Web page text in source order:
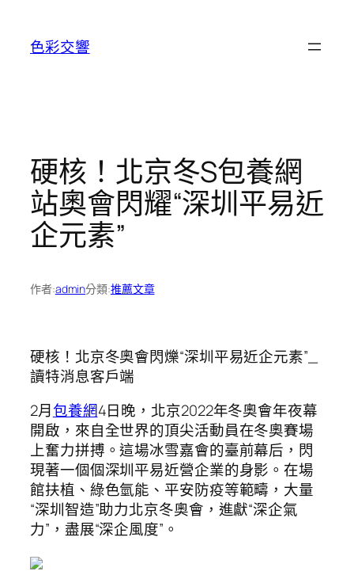
色彩交響
硬核！北京冬S包養網
站奧會閃耀“深圳平易近
企元素”
作者:admin分類:推薦文章
硬核！北京冬奧會閃爍“深圳平易近企元素”_
讀特消息客戶端
2月包養網4日晚，北京2022年冬奧會年夜幕
開啟，來自全世界的頂尖活動員在冬奧賽場
上奮力拼搏。這場冰雪嘉會的臺前幕后，閃
現著一個個深圳平易近營企業的身影。在場
館扶植、綠色氫能、平安防疫等範疇，大量
“深圳智造”助力北京冬奧會，進獻“深企氣
力”，盡展“深企風度”。